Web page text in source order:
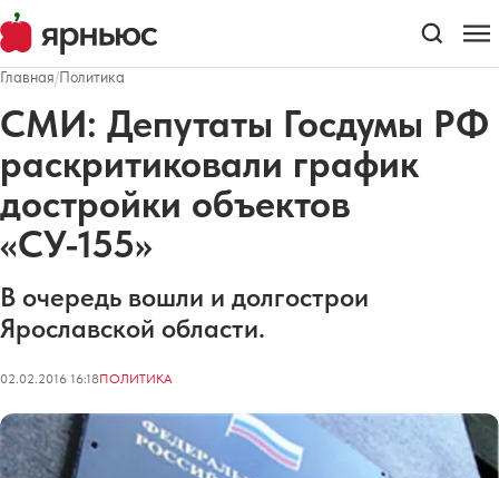
Главная/Политика
СМИ: Депутаты Госдумы РФ
раскритиковали график
достройки объектов
«СУ-155»
В очередь вошли и долгострои
Ярославской области.
02.02.2016 16:18ПОЛИТИКА